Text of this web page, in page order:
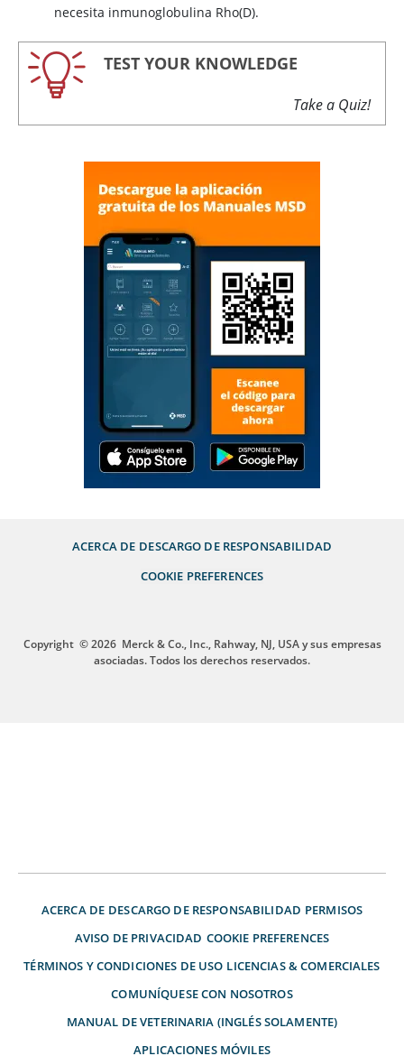
necesita inmunoglobulina Rho(D).
TEST YOUR KNOWLEDGE
Take a Quiz!
ACERCA DE DESCARGO DE RESPONSABILIDAD
COOKIE PREFERENCES
Copyright © 2026 Merck & Co., Inc., Rahway, NJ, USA y sus empresas
asociadas. Todos los derechos reservados.
ACERCA DE DESCARGO DE RESPONSABILIDAD PERMISOS
AVISO DE PRIVACIDAD COOKIE PREFERENCES
TÉRMINOS Y CONDICIONES DE USO LICENCIAS & COMERCIALES
COMUNÍQUESE CON NOSOTROS
MANUAL DE VETERINARIA (INGLÉS SOLAMENTE)
APLICACIONES MÓVILES